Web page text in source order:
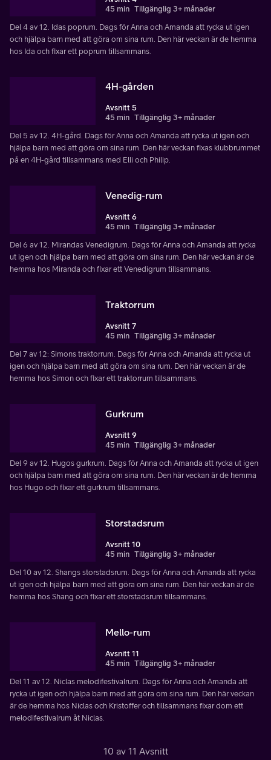
45 min Tillgänglig 3+ månader
Del 4 av 12. Idas poprum. Dags för Anna och Amanda att rycka ut igen
och hjälpa barn med att göra om sina rum. Den här veckan är de hemma
hos Ida och fixar ett poprum tillsammans.
4H-gården
Avsnitt 5
45 min Tillgänglig 3+ månader
Del 5 av 12. 4H-gård. Dags för Anna och Amanda att rycka ut igen och
hjälpa barn med att göra om sina rum. Den här veckan fixas klubbrummet
på en 4H-gård tillsammans med Elli och Philip.
Venedig-rum
Avsnitt 6
45 min Tillgänglig 3+ månader
Del 6 av 12. Mirandas Venedigrum. Dags för Anna och Amanda att rycka
ut igen och hjälpa barn med att göra om sina rum. Den här veckan är de
hemma hos Miranda och fixar ett Venedigrum tillsammans.
Traktorrum
Avsnitt 7
45 min Tillgänglig 3+ månader
Del 7 av 12: Simons traktorrum. Dags för Anna och Amanda att rycka ut
igen och hjälpa barn med att göra om sina rum. Den här veckan är de
hemma hos Simon och fixar ett traktorrum tillsammans.
Gurkrum
Avsnitt 9
45 min Tillgänglig 3+ månader
Del 9 av 12. Hugos gurkrum. Dags för Anna och Amanda att rycka ut igen
och hjälpa barn med att göra om sina rum. Den här veckan är de hemma
hos Hugo och fixar ett gurkrum tillsammans.
Storstadsrum
Avsnitt 10
45 min Tillgänglig 3+ månader
Del 10 av 12. Shangs storstadsrum. Dags för Anna och Amanda att rycka
ut igen och hjälpa barn med att göra om sina rum. Den här veckan är de
hemma hos Shang och fixar ett storstadsrum tillsammans.
Mello-rum
Avsnitt 11
45 min Tillgänglig 3+ månader
Del 11 av 12. Niclas melodifestivalrum. Dags för Anna och Amanda att
rycka ut igen och hjälpa barn med att göra om sina rum. Den här veckan
är de hemma hos Niclas och Kristoffer och tillsammans fixar dom ett
melodifestivalrum åt Niclas.
10 av 11 Avsnitt